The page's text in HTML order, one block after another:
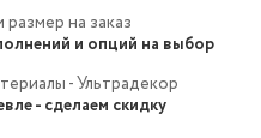
на заказ
и опций на выбор
- Ультрадекор
- сделаем скидку